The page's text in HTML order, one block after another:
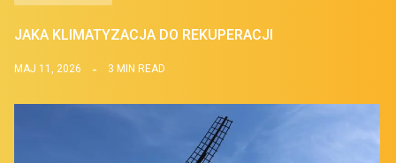
JAKA KLIMATYZACJA DO REKUPERACJI
MAJ 11, 2026 3 MIN READ